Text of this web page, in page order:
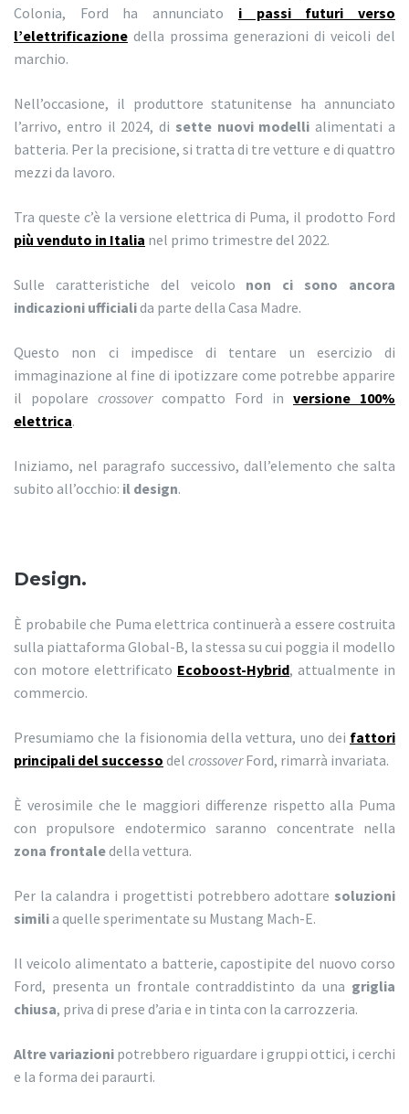
Colonia, Ford ha annunciato i passi futuri verso
l’elettrificazione della prossima generazioni di veicoli del
marchio.
Nell’occasione, il produttore statunitense ha annunciato
l’arrivo, entro il 2024, di sette nuovi modelli alimentati a
batteria. Per la precisione, si tratta di tre vetture e di quattro
mezzi da lavoro.
Tra queste c’è la versione elettrica di Puma, il prodotto Ford
più venduto in Italia nel primo trimestre del 2022.
Sulle caratteristiche del veicolo non ci sono ancora
indicazioni ufficialida parte della Casa Madre.
Questo non ci impedisce di tentare un esercizio di
immaginazione al fine di ipotizzare come potrebbe apparire
il popolare crossovercompatto Ford in versione 100%
elettrica.
Iniziamo, nel paragrafo successivo, dall’elemento che salta
subito all’occhio: il design.
Design.
È probabile che Puma elettrica continuerà a essere costruita
sulla piattaforma Global-B, la stessa su cui poggia il modello
con motore elettrificato Ecoboost-Hybrid, attualmente in
commercio.
Presumiamo che la fisionomia della vettura, uno dei fattori
principali del successo del crossoverFord, rimarrà invariata.
È verosimile che le maggiori differenze rispetto alla Puma
con propulsore endotermico saranno concentrate nella
zona frontaledella vettura.
Per la calandra i progettisti potrebbero adottare soluzioni
similia quelle sperimentate su Mustang Mach-E.
Il veicolo alimentato a batterie, capostipite del nuovo corso
Ford, presenta un frontale contraddistinto da una griglia
chiusa, priva di prese d’aria e in tinta con la carrozzeria.
Altre variazioni potrebbero riguardare i gruppi ottici, i cerchi
e la forma dei paraurti.